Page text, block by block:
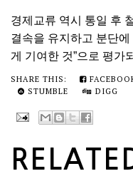
경제교류 역시 통일 후
결속을 유지하고 분단
게 기여한 것”으로 평가
SHARE THIS:
STUMBLE
DIGG